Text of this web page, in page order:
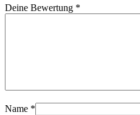
Deine Bewertung *
Name *